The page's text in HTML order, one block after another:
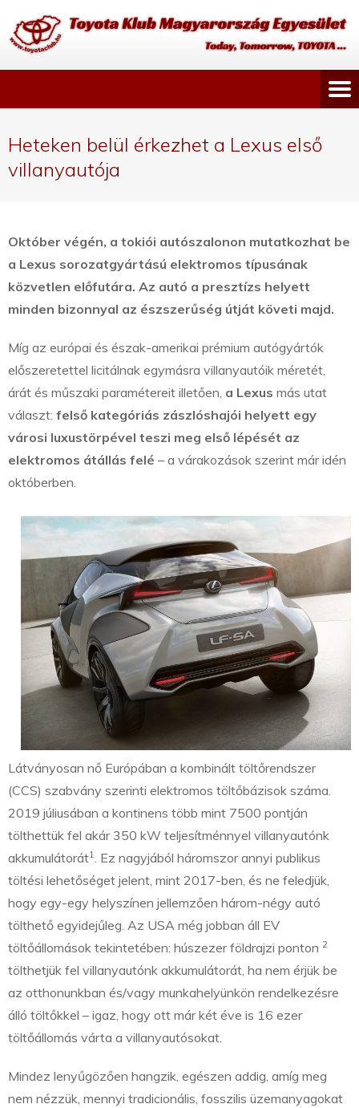
Heteken belül érkezhet a Lexus első
villanyautója
Október végén, a tokiói autószalonon mutatkozhat be
a Lexus sorozatgyártású elektromos típusának
közvetlen előfutára. Az autó a presztízs helyett
minden bizonnyal az észszerűség útját követi majd.
Míg az európai és észak-amerikai prémium autógyártók
előszeretettel licitálnak egymásra villanyautóik méretét,
árát és műszaki paramétereit illetően, a Lexus más utat
választ: felső kategóriás zászlóshajói helyett egy
városi luxustörpével teszi meg első lépését az
elektromos átállás felé – a várakozások szerint már idén
októberben.
Látványosan nő Európában a kombinált töltőrendszer
(CCS) szabvány szerinti elektromos töltőbázisok száma.
2019 júliusában a kontinens több mint 7500 pontján
tölthettük fel akár 350 kW teljesítménnyel villanyautónk
akkumulátorát1. Ez nagyjából háromszor annyi publikus
töltési lehetőséget jelent, mint 2017-ben, és ne feledjük,
hogy egy-egy helyszínen jellemzően három-négy autó
tölthető egyidejűleg. Az USA még jobban áll EV
töltőállomások tekintetében: húszezer földrajzi ponton 2
tölthetjük fel villanyautónk akkumulátorát, ha nem érjük be
az otthonunkban és/vagy munkahelyünkön rendelkezésre
álló töltőkkel – igaz, hogy ott már két éve is 16 ezer
töltőállomás várta a villanyautósokat.
Mindez lenyűgözően hangzik, egészen addig, amíg meg
nem nézzük, mennyi tradicionális, fosszilis üzemanyagokat